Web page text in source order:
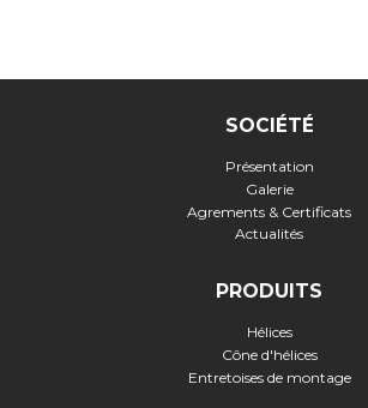
SOCIÉTÉ
Présentation
Galerie
Agrements & Certificats
Actualités
PRODUITS
Hélices
Cône d'hélices
Entretoises de montage